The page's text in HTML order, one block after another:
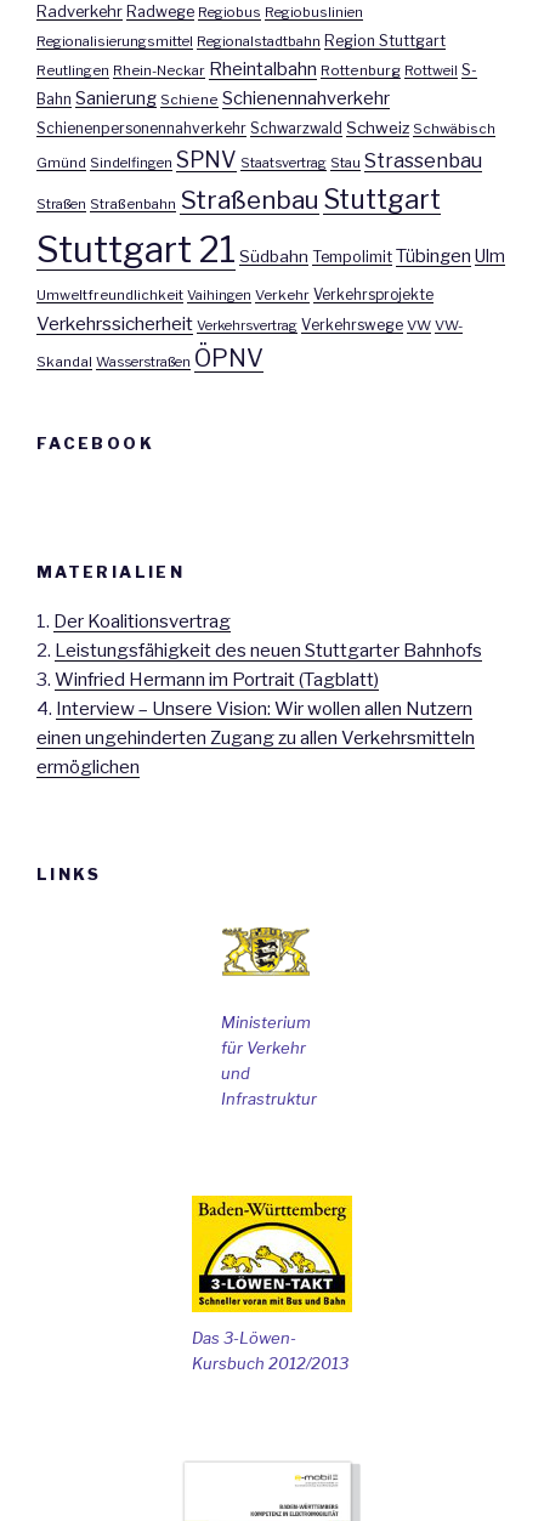
Radverkehr Radwege Regiobus Regiobuslinien
Regionalisierungsmittel Regionalstadtbahn Region Stuttgart
Reutlingen Rhein-Neckar Rheintalbahn Rottenburg Rottweil S-
Bahn Sanierung Schiene Schienennahverkehr
Schienenpersonennahverkehr Schwarzwald Schweiz Schwäbisch
Gmünd Sindelfingen SPNV Staatsvertrag Stau Strassenbau
Straßen Straßenbahn Straßenbau Stuttgart
Stuttgart 21 Südbahn Tempolimit Tübingen Ulm
Umweltfreundlichkeit Vaihingen Verkehr Verkehrsprojekte
Verkehrssicherheit Verkehrsvertrag Verkehrswege VW VW-
Skandal Wasserstraßen ÖPNV
FACEBOOK
MATERIALIEN
1. Der Koalitionsvertrag
2. Leistungsfähigkeit des neuen Stuttgarter Bahnhofs
3. Winfried Hermann im Portrait (Tagblatt)
4. Interview – Unsere Vision: Wir wollen allen Nutzern
einen ungehinderten Zugang zu allen Verkehrsmitteln
ermöglichen
LINKS
Ministerium
für Verkehr
und
Infrastruktur
Das 3-Löwen-
Kursbuch 2012/2013